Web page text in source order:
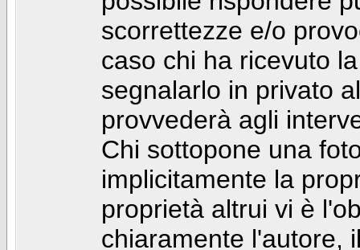
scorrettezze e/o
caso chi ha ricevuto
segnalarlo in privato
provvederà agli
Chi sottopone una
implicitamente la
proprietà altrui vi è
chiaramente l'autore,